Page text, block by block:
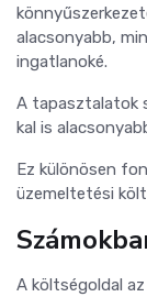
alacsonyabb,
ingatlanoké.
A tapasztalatok
kal is
Ez különösen
üzemeltetési
A költségoldal